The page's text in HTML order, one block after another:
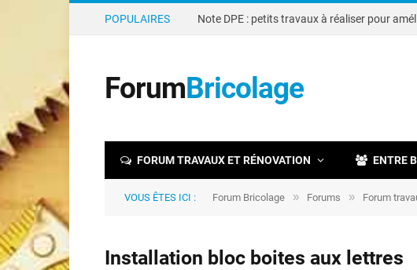
POPULAIRES
ForumBricolage
FORUM TRAVAUX ET RÉNOVATION ENTRE
VOUS ÊTES ICI : Forum Bricolage » Forums » Forum
Installation bloc boites aux lettres